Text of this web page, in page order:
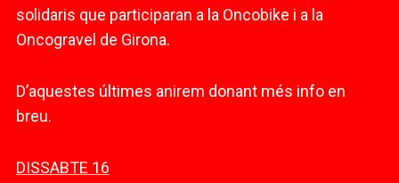
solidaris que participaran a la Oncobike i a la
Oncogravel de Girona.
D’aquestes últimes anirem donant més info en
breu.
DISSABTE 16